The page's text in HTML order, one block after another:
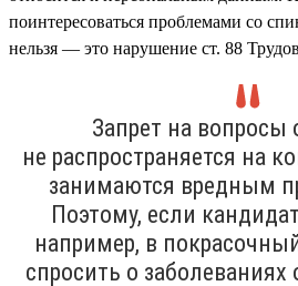
поинтересоваться проблемами со
нельзя — это нарушение ст. 88
Запрет на вопросы
не распространяется на
занимаются вредным
Поэтому, если
например, в
спросить о